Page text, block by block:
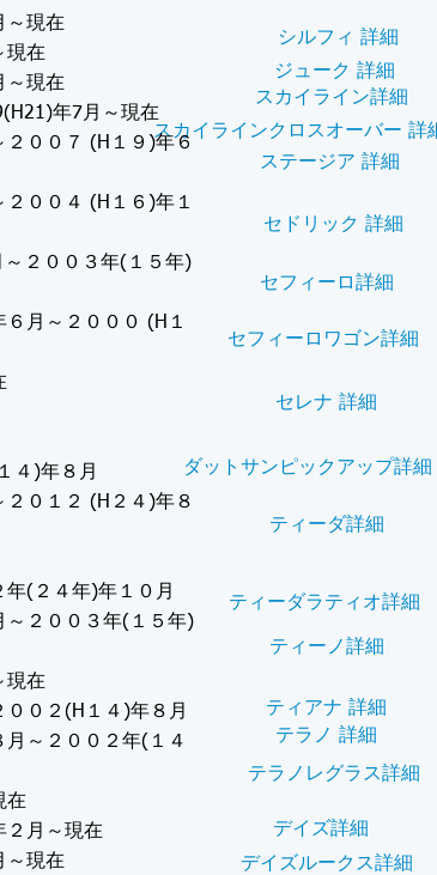
デイズルークス詳細
デイズ詳細
テラノレグラス詳細
テラノ 詳細
ティアナ 詳細
ティーノ詳細
ティーダラティオ詳細
ティーダ詳細
ダットサンピックアップ詳細
セレナ 詳細
セフィーロワゴン詳細
セフィーロ詳細
セドリック 詳細
ステージア 詳細
スカイラインクロスオーバー 詳
スカイライン詳細
ジューク 詳細
シルフィ 詳細
～現在
現在
～現在
年7月～現在
００７ (H１９)年６
００４ (H１６)年１
２００３年(１５年)
月～２０００ (H１
４)年８月
０１２ (H２４)年８
(２４年)年１０月
～２００３年(１５年)
現在
０２(H１４)年８月
～２００２年(１４
在
２月～現在
～現在